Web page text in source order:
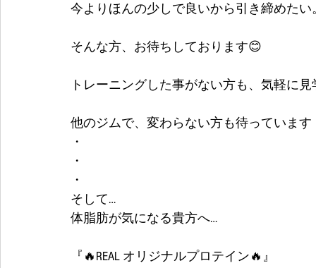
今よりほんの少しで良いから引き締めたい
そんな方、お待ちしております😊
トレーニングした事がない方も、気軽に
他のジムで、変わらない方も待っています
・
・
・
そして…
体脂肪が気になる貴方へ…
『🔥REAL オリジナルプロテイン🔥』